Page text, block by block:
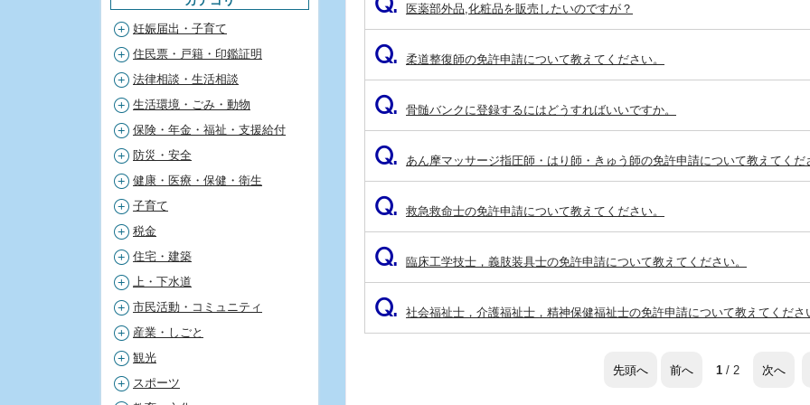
医薬部外品,化粧品を販売したいのですが？
Q. 柔道整復師の免許申請について教えてください。
Q. 骨髄バンクに登録するにはどうすればいいですか。
Q. あん摩マッサージ指圧師・はり師・きゅう師の免許申請について教えてくだ
Q. 救急救命士の免許申請について教えてください。
Q. 臨床工学技士，義肢装具士の免許申請について教えてください。
Q. 社会福祉士，介護福祉士，精神保健福祉士の免許申請について教えてくださ
先頭へ 前へ 1 / 2 次へ
妊娠届出・子育て
住民票・戸籍・印鑑証明
法律相談・生活相談
生活環境・ごみ・動物
保険・年金・福祉・支援給付
防災・安全
健康・医療・保健・衛生
子育て
税金
住宅・建築
上・下水道
市民活動・コミュニティ
産業・しごと
観光
スポーツ